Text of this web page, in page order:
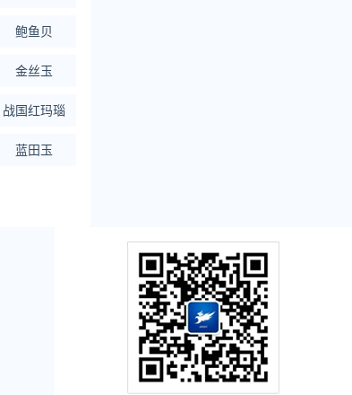
鲍鱼贝
金丝玉
战国红玛瑙
蓝田玉